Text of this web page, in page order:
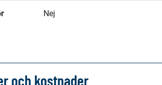
Nej
och kostnader